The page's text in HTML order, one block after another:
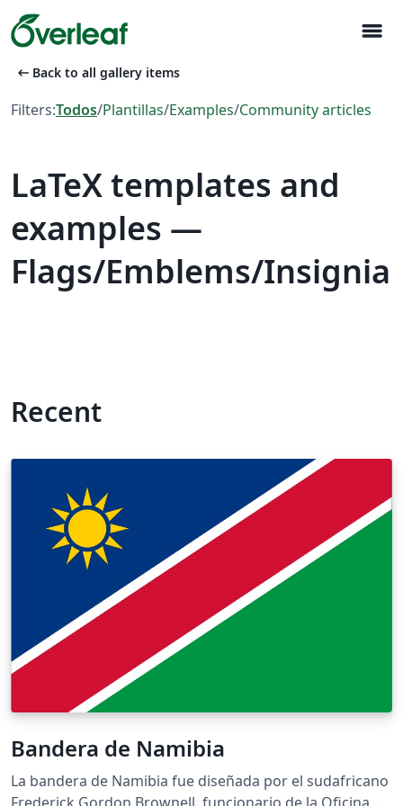
menu
arrow_left_alt Back to all gallery items
Filters:Todos/Plantillas/Examples/Community articles
LaTeX templates and
examples —
Flags/Emblems/Insignia
Recent
Bandera de Namibia
La bandera de Namibia fue diseñada por el sudafricano